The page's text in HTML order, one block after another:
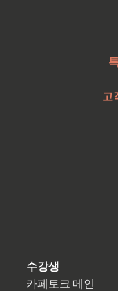
고
수강생
카페토크 메인